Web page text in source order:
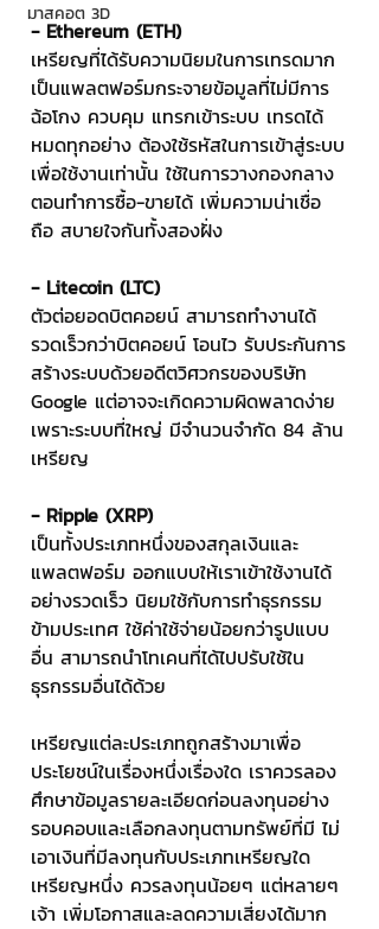
มาสคอต 3D
- Ethereum (ETH)
เหรียญที่ได้รับความนิยมในการเทรดมาก
เป็นแพลตฟอร์มกระจายข้อมูลที่ไม่มีการ
ฉ้อโกง ควบคุม แทรกเข้าระบบ เทรดได้
หมดทุกอย่าง ต้องใช้รหัสในการเข้าสู่ระบบ
เพื่อใช้งานเท่านั้น ใช้ในการวางกองกลาง
ตอนทำการซื้อ-ขายได้ เพิ่มความน่าเชื่อ
ถือ สบายใจกันทั้งสองฝั่ง
- Litecoin (LTC)
ตัวต่อยอดบิตคอยน์ สามารถทำงานได้
รวดเร็วกว่าบิตคอยน์ โอนไว รับประกันการ
สร้างระบบด้วยอดีตวิศวกรของบริษัท
Google แต่อาจจะเกิดความผิดพลาดง่าย
เพราะระบบที่ใหญ่ มีจำนวนจำกัด 84 ล้าน
เหรียญ
- Ripple (XRP)
เป็นทั้งประเภทหนึ่งของสกุลเงินและ
แพลตฟอร์ม ออกแบบให้เราเข้าใช้งานได้
อย่างรวดเร็ว นิยมใช้กับการทำธุรกรรม
ข้ามประเทศ ใช้ค่าใช้จ่ายน้อยกว่ารูปแบบ
อื่น สามารถนำโทเคนที่ได้ไปปรับใช้ใน
ธุรกรรมอื่นได้ด้วย
เหรียญแต่ละประเภทถูกสร้างมาเพื่อ
ประโยชน์ในเรื่องหนึ่งเรื่องใด เราควรลอง
ศึกษาข้อมูลรายละเอียดก่อนลงทุนอย่าง
รอบคอบและเลือกลงทุนตามทรัพย์ที่มี ไม่
เอาเงินที่มีลงทุนกับประเภทเหรียญใด
เหรียญหนึ่ง ควรลงทุนน้อยๆ แต่หลายๆ
เจ้า เพิ่มโอกาสและลดความเสี่ยงได้มาก